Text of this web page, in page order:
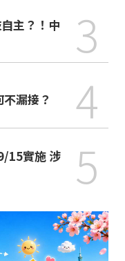
3
漏接？ 4
15實施 涉
5